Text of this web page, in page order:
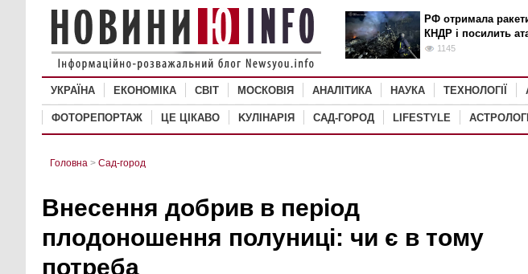
РФ отримала
КНДР і посилить
1145
УКРАЇНА ЕКОНОМІКА СВІТ MОСКОВІЯ АНАЛІТИКА НАУКА ТЕХНОЛОГІЇ
ФОТОРЕПОРТАЖ ЦЕ ЦІКАВО KУЛІНАРІЯ САД-ГОРОД LIFESTYLE
Головна > Сад-город
Внесення добрив в період
плодоношення полуниці: чи є в тому
потреба